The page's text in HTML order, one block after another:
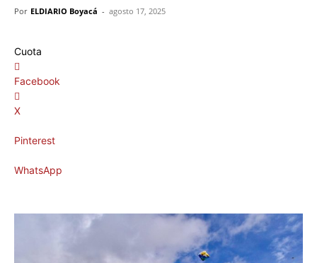
Por ELDIARIO Boyacá - agosto 17, 2025
Cuota
Facebook
X
Pinterest
WhatsApp